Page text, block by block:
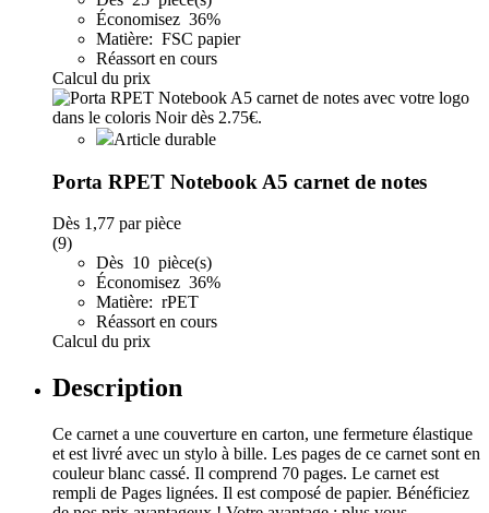
Économisez 36%
Matière: FSC papier
Réassort en cours
Calcul du prix
Article durable
Porta RPET Notebook A5 carnet de notes
Dès 1,77 par pièce
(9)
Dès 10 pièce(s)
Économisez 36%
Matière: rPET
Réassort en cours
Calcul du prix
Description
Ce carnet a une couverture en carton, une fermeture élastique
et est livré avec un stylo à bille. Les pages de ce carnet sont en
couleur blanc cassé. Il comprend 70 pages. Le carnet est
rempli de Pages lignées. Il est composé de papier. Bénéficiez